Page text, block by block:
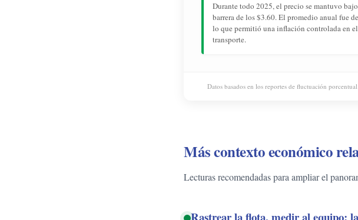
Durante todo 2025, el precio se mantuvo
barrera de los $3.60. El promedio anual fue
lo que permitió una inflación controlada en
transporte.
Datos basados en los reportes de fluctuación
Más contexto económico
Lecturas recomendadas para ampliar el
Rastrear la flota, medir al equipo: